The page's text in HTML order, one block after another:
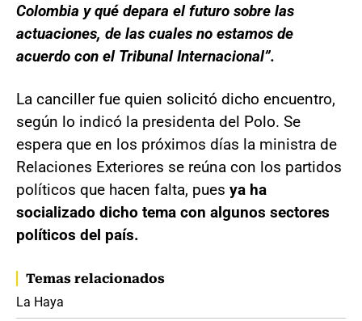
Colombia y qué depara el futuro sobre las
actuaciones, de las cuales no estamos de
acuerdo con el Tribunal Internacional”.
La canciller fue quien solicitó dicho encuentro,
según lo indicó la presidenta del Polo. Se
espera que en los próximos días la ministra de
Relaciones Exteriores se reúna con los partidos
políticos que hacen falta, pues ya ha
socializado dicho tema con algunos sectores
políticos del país.
Temas relacionados
La Haya